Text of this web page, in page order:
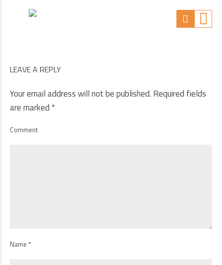
LEAVE A REPLY
Your email address will not be published. Required fields
are marked *
Comment
Name *